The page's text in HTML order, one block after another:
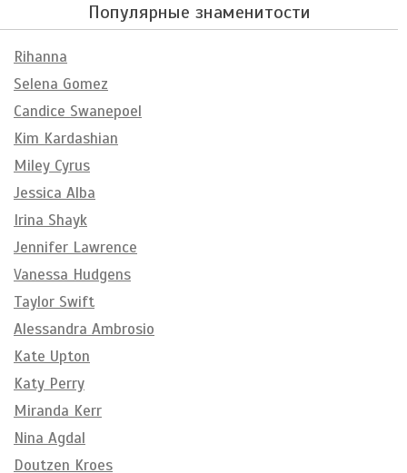
Популярные знаменитости
Rihanna
Selena Gomez
Candice Swanepoel
Kim Kardashian
Miley Cyrus
Jessica Alba
Irina Shayk
Jennifer Lawrence
Vanessa Hudgens
Taylor Swift
Alessandra Ambrosio
Kate Upton
Katy Perry
Miranda Kerr
Nina Agdal
Doutzen Kroes